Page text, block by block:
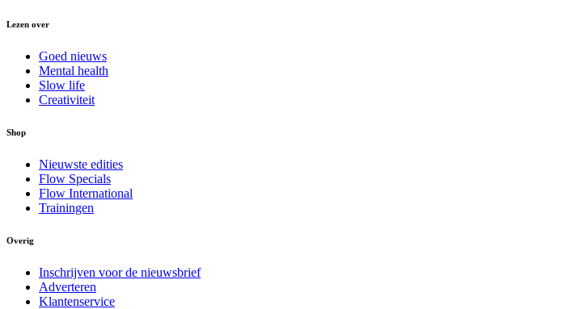
Lezen over
Goed nieuws
Mental health
Slow life
Creativiteit
Shop
Nieuwste edities
Flow Specials
Flow International
Trainingen
Overig
Inschrijven voor de nieuwsbrief
Adverteren
Klantenservice